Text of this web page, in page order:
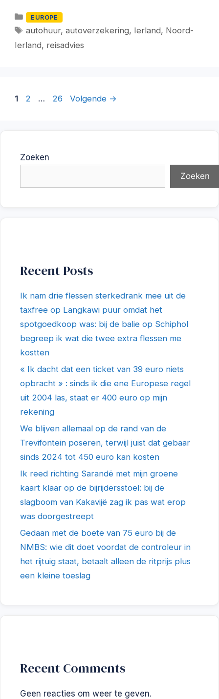
Categorieën
EUROPE
Tags
autohuur,autoverzekering, Ierland, Noord-
Ierland, reisadvies
Pagina
1 Pagina
2 … Pagina
26 Volgende →
Zoeken
Zoeken
Recent Posts
Ik nam drie flessen sterkedrank mee uit de
taxfree op Langkawi puur omdat het
spotgoedkoop was: bij de balie op Schiphol
begreep ik wat die twee extra flessen me
kostten
« Ik dacht dat een ticket van 39 euro niets
opbracht » : sinds ik die ene Europese regel
uit 2004 las, staat er 400 euro op mijn
rekening
We blijven allemaal op de rand van de
Trevifontein poseren, terwijl juist dat gebaar
sinds 2024 tot 450 euro kan kosten
Ik reed richting Sarandë met mijn groene
kaart klaar op de bijrijdersstoel: bij de
slagboom van Kakavijë zag ik pas wat erop
was doorgestreept
Gedaan met de boete van 75 euro bij de
NMBS: wie dit doet voordat de controleur in
het rijtuig staat, betaalt alleen de ritprijs plus
een kleine toeslag
Recent Comments
Geen reacties om weer te geven.